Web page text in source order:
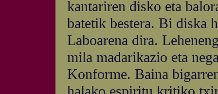
kantariren disko eta
batetik bestera. Bi diska
Laboarena dira.
mila madarikazio eta
Konforme. Baina